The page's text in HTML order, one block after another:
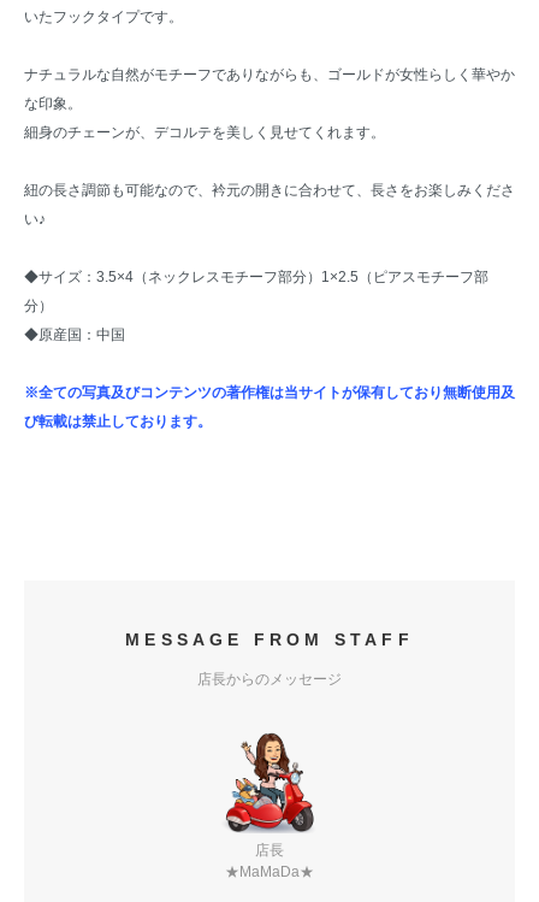
いたフックタイプです。
ナチュラルな自然がモチーフでありながらも、ゴールドが女性らしく華やか
な印象。
細身のチェーンが、デコルテを美しく見せてくれます。
紐の長さ調節も可能なので、衿元の開きに合わせて、長さをお楽しみくださ
い♪
◆サイズ：3.5×4（ネックレスモチーフ部分）1×2.5（ピアスモチーフ部
分）
◆原産国：中国
※全ての写真及びコンテンツの著作権は当サイトが保有しており無断使用及
び転載は禁止しております。
MESSAGE FROM STAFF
店長からのメッセージ
店長
★MaMaDa★